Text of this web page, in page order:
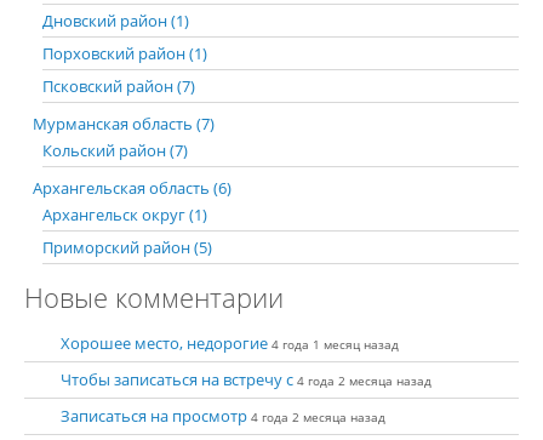
Дновский район (1)
Порховский район (1)
Псковский район (7)
Мурманская область (7)
Кольский район (7)
Архангельская область (6)
Архангельск округ (1)
Приморский район (5)
Новые комментарии
Хорошее место, недорогие 4 года 1 месяц назад
Чтобы записаться на встречу с 4 года 2 месяца назад
Записаться на просмотр 4 года 2 месяца назад